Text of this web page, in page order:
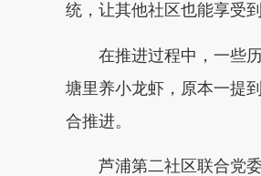
统，让其他社区也能享受
在推进过程中，一些
塘里养小龙虾，原本一提
合推进。
芦浦第二社区联合党